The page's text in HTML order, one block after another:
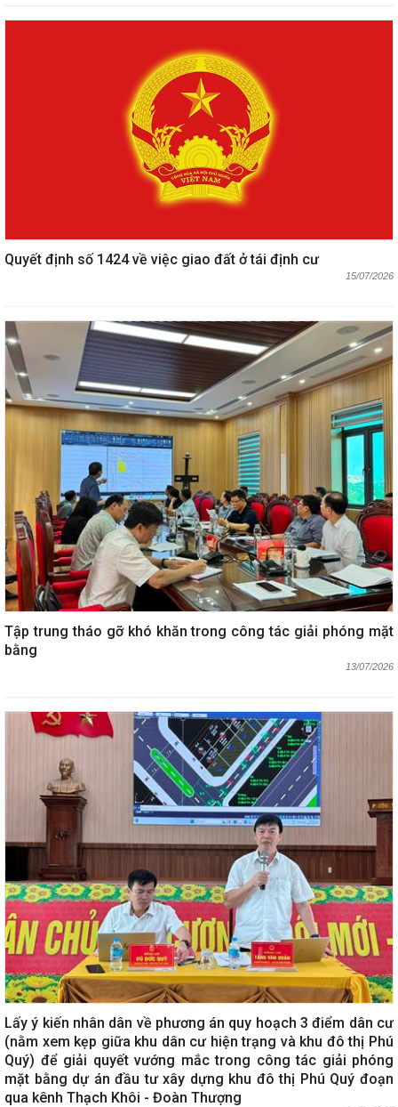
Quyết định số 1424 về việc giao đất ở tái định cư
15/07/2026
Tập trung tháo gỡ khó khăn trong công tác giải phóng mặt
bằng
13/07/2026
Lấy ý kiến nhân dân về phương án quy hoạch 3 điểm dân cư
(nằm xem kẹp giữa khu dân cư hiện trạng và khu đô thị Phú
Quý) để giải quyết vướng mắc trong công tác giải phóng
mặt bằng dự án đầu tư xây dựng khu đô thị Phú Quý đoạn
qua kênh Thạch Khôi - Đoàn Thượng